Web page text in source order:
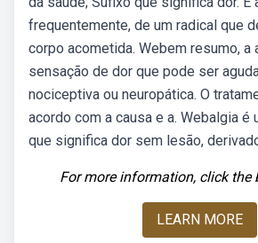
frequentemente, de um radical que
corpo acometida. Webem resumo, a
sensação de dor que pode ser
nociceptiva ou neuropática. O
acordo com a causa e a. Webalgia é
que significa dor sem lesão,
For more information, click the
LEARN MORE